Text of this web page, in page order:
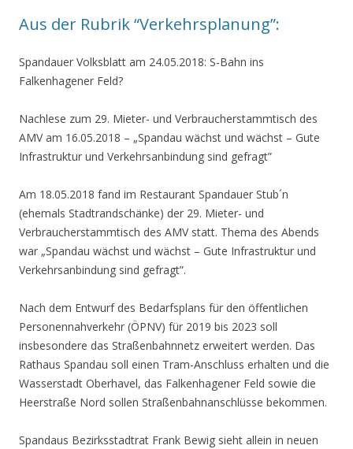
Aus der Rubrik “Verkehrsplanung”:
Spandauer Volksblatt am 24.05.2018: S-Bahn ins
Falkenhagener Feld?
Nachlese zum 29. Mieter- und Verbraucherstammtisch des
AMV am 16.05.2018 – „Spandau wächst und wächst – Gute
Infrastruktur und Verkehrsanbindung sind gefragt”
Am 18.05.2018 fand im Restaurant Spandauer Stub´n
(ehemals Stadtrandschänke) der 29. Mieter- und
Verbraucherstammtisch des AMV statt. Thema des Abends
war „Spandau wächst und wächst – Gute Infrastruktur und
Verkehrsanbindung sind gefragt”.
Nach dem Entwurf des Bedarfsplans für den öffentlichen
Personennahverkehr (ÖPNV) für 2019 bis 2023 soll
insbesondere das Straßenbahnnetz erweitert werden. Das
Rathaus Spandau soll einen Tram-Anschluss erhalten und die
Wasserstadt Oberhavel, das Falkenhagener Feld sowie die
Heerstraße Nord sollen Straßenbahnanschlüsse bekommen.
Spandaus Bezirksstadtrat Frank Bewig sieht allein in neuen